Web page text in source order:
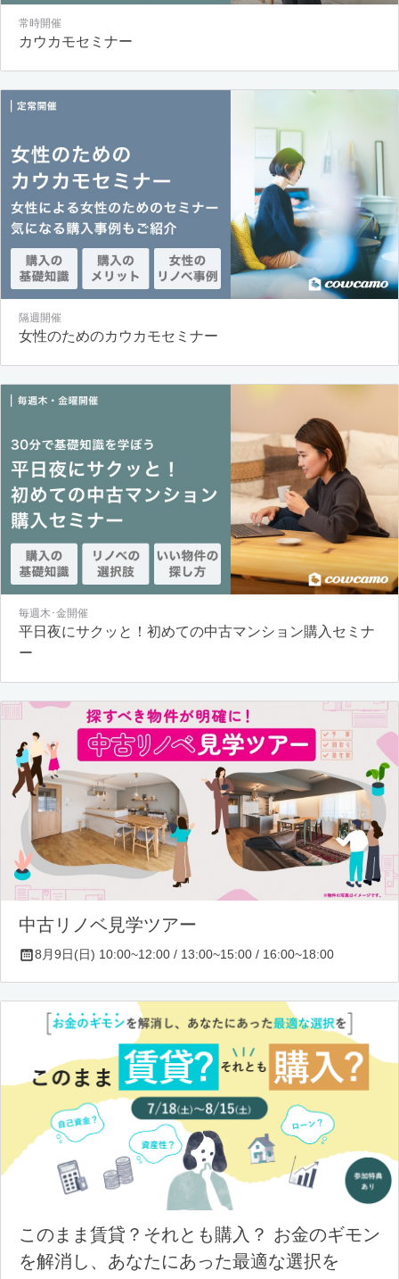
常時開催
カウカモセミナー
隔週開催
女性のためのカウカモセミナー
毎週木･金開催
平日夜にサクッと！初めての中古マンション購入セミナ
ー
中古リノベ見学ツアー
8月9日(日) 10:00~12:00 / 13:00~15:00 / 16:00~18:00
このまま賃貸？それとも購入？ お金のギモン
を解消し、あなたにあった最適な選択を